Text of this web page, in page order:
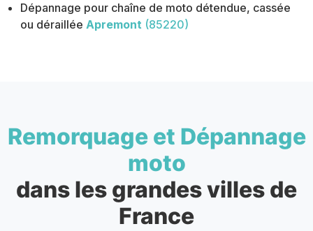
Dépannage pour chaîne de moto détendue, cassée
ou déraillée Apremont (85220)
Remorquage et Dépannage
moto
dans les grandes villes de
France